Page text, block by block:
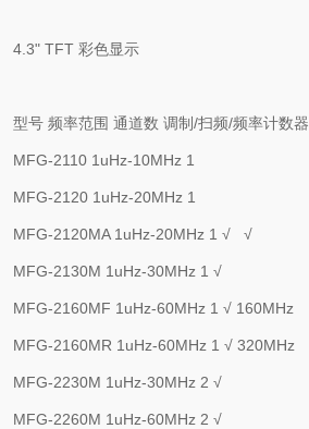
4.3" TFT 彩色显示
型号 频率范围 通道数 调制/扫频/频率计数器
MFG-2110 1uHz-10MHz 1
MFG-2120 1uHz-20MHz 1
MFG-2120MA 1uHz-20MHz 1 √ √
MFG-2130M 1uHz-30MHz 1 √
MFG-2160MF 1uHz-60MHz 1 √ 160MHz
MFG-2160MR 1uHz-60MHz 1 √ 320MHz
MFG-2230M 1uHz-30MHz 2 √
MFG-2260M 1uHz-60MHz 2 √